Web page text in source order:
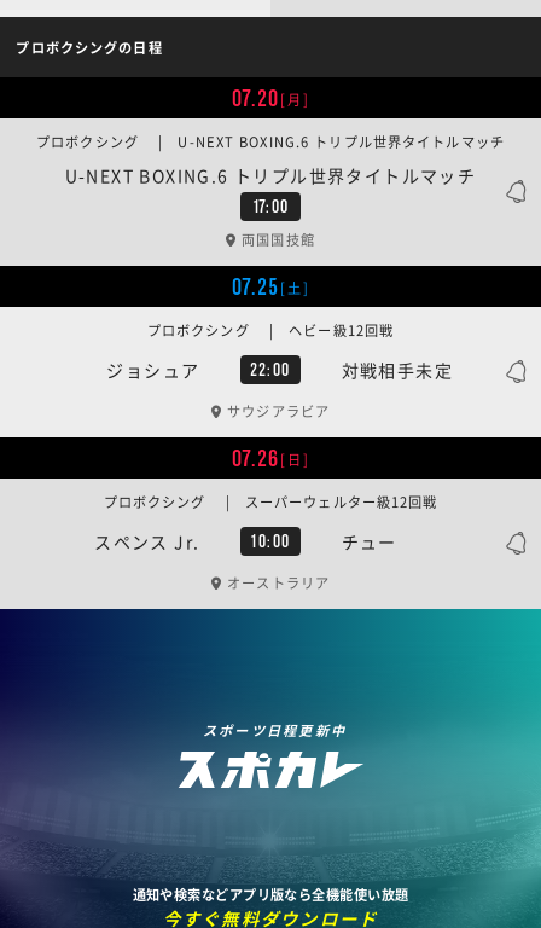
プロボクシングの日程
07.20[月]
17:00
U-NEXT BOXING.6 トリプル世界タイトルマッチ
プロボクシング | U-NEXT BOXING.6 トリプル世界タイトルマッチ
両国国技館
07.25[土]
ジョシュア 22:00 対戦相手未定
プロボクシング | ヘビー級12回戦
サウジアラビア
07.26[日]
スペンス Jr. 10:00 チュー
プロボクシング | スーパーウェルター級12回戦
オーストラリア
スポーツ日程更新中
通知や検索などアプリ版なら全機能使い放題
今すぐ無料ダウンロード